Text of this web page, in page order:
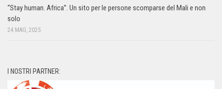
“Stay human. Africa”. Un sito per le persone scomparse del Mali e non
solo
24 MAG, 2025
I NOSTRI PARTNER: